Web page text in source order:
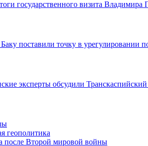
геополитика
после Второй мировой войны